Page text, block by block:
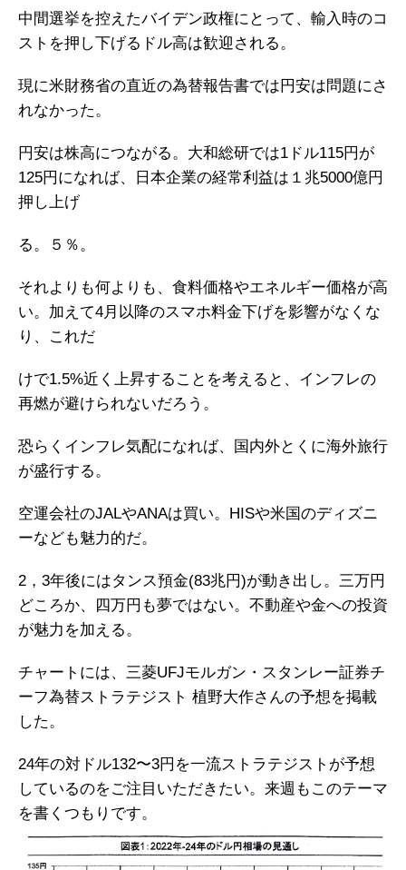
中間選挙を控えたバイデン政権にとって、輸入時のコ
ストを押し下げるドル高は歓迎される。
現に米財務省の直近の為替報告書では円安は問題にさ
れなかった。
円安は株高につながる。大和総研では1ドル115円が
125円になれば、日本企業の経常利益は１兆5000億円
押し上げ
る。５％。
それよりも何よりも、食料価格やエネルギー価格が高
い。加えて4月以降のスマホ料金下げを影響がなくな
り、これだ
けで1.5%近く上昇することを考えると、インフレの
再燃が避けられないだろう。
恐らくインフレ気配になれば、国内外とくに海外旅行
が盛行する。
空運会社のJALやANAは買い。HISや米国のディズニ
ーなども魅力的だ。
2，3年後にはタンス預金(83兆円)が動き出し。三万円
どころか、四万円も夢ではない。不動産や金への投資
が魅力を加える。
チャートには、三菱UFJモルガン・スタンレー証券チ
ーフ為替ストラテジスト 植野大作さんの予想を掲載
した。
24年の対ドル132〜3円を一流ストラテジストが予想
しているのをご注目いただきたい。来週もこのテーマ
を書くつもりです。